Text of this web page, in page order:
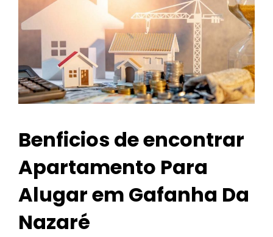
Benficios de encontrar
Apartamento Para
Alugar em Gafanha Da
Nazaré